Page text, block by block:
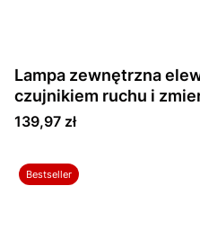
Lampa zewnętrzna
czujnikiem ruchu i
Cena
139,97 zł
Bestseller